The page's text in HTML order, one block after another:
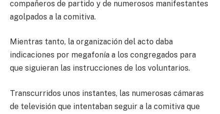
compañeros de partido y de numerosos manifestantes
agolpados a la comitiva.
Mientras tanto, la organización del acto daba
indicaciones por megafonía a los congregados para
que siguieran las instrucciones de los voluntarios.
Transcurridos unos instantes, las numerosas cámaras
de televisión que intentaban seguir a la comitiva que